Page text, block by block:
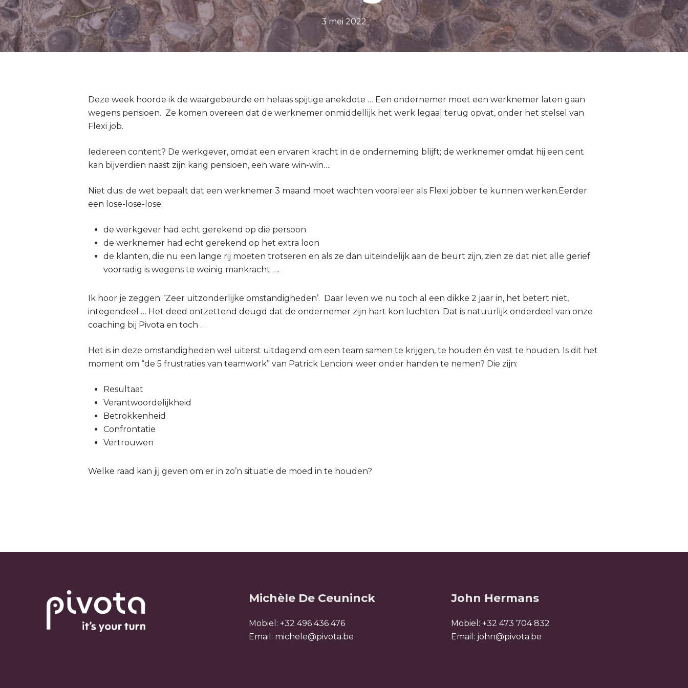
3 mei 2022
Deze week hoorde ik de waargebeurde en helaas spijtige anekdote … Een ondernemer moet een werknemer laten gaan
wegens pensioen. Ze komen overeen dat de werknemer onmiddellijk het werk legaal terug opvat, onder het stelsel van
Flexi job.
Iedereen content? De werkgever, omdat een ervaren kracht in de onderneming blijft; de werknemer omdat hij een cent
kan bijverdien naast zijn karig pensioen, een ware win-win….
Niet dus: de wet bepaalt dat een werknemer 3 maand moet wachten vooraleer als Flexi jobber te kunnen werken.Eerder
een lose-lose-lose:
de werkgever had echt gerekend op die persoon
de werknemer had echt gerekend op het extra loon
de klanten, die nu een lange rij moeten trotseren en als ze dan uiteindelijk aan de beurt zijn, zien ze dat niet alle gerief
voorradig is wegens te weinig mankracht ….
Ik hoor je zeggen: ‘Zeer uitzonderlijke omstandigheden’. Daar leven we nu toch al een dikke 2 jaar in, het betert niet,
integendeel … Het deed ontzettend deugd dat de ondernemer zijn hart kon luchten. Dat is natuurlijk onderdeel van onze
coaching bij Pivota en toch …
Het is in deze omstandigheden wel uiterst uitdagend om een team samen te krijgen, te houden én vast te houden. Is dit het
moment om “de 5 frustraties van teamwork” van Patrick Lencioni weer onder handen te nemen? Die zijn:
Resultaat
Verantwoordelijkheid
Betrokkenheid
Confrontatie
Vertrouwen
Welke raad kan jij geven om er in zo’n situatie de moed in te houden?
Michèle De Ceuninck
Mobiel: +32 496 436 476
Email: michele@pivota.be
John Hermans
Mobiel:+32 473 704 832
Email: john@pivota.be